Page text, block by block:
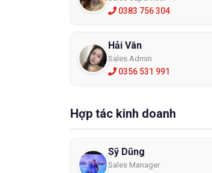
0383 756 304
Hải Vân
Sales Admin
0356 531 991
Hợp tác kinh doanh
Sỹ Dũng
Sales Manager